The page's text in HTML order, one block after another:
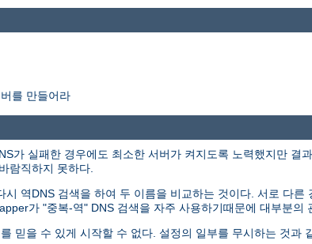
를 만들어라
가 실패한 경우에도 최소한 서버가 켜지도록 노력했지만 결
람직하지 못하다.
역DNS 검색을 하여 두 이름을 비교하는 것이다. 서로 다른
가 "중복-역" DNS 검색을 자주 사용하기때문에 대부분의
믿을 수 있게 시작할 수 없다. 설정의 일부를 무시하는 것과